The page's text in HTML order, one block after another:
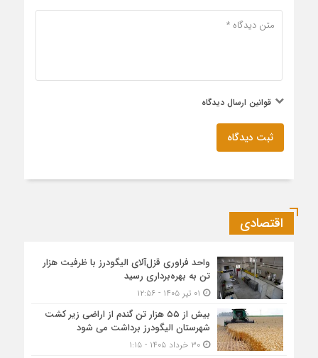
قوانین ارسال دیدگاه
ثبت دیدگاه
اقتصادی
واحد فراوری قزل‌آلای الیگودرز با ظرفیت هزار
تن به بهره‌برداری رسید
بیش از ۵۵ هزار تن گندم از اراضی زیر کشت
شهرستان الیگودرز برداشت می شود
۳۰ خرداد ۱۴۰۵ - ۱:۱۵